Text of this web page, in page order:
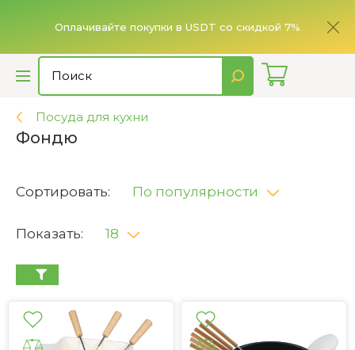
Оплачивайте покупки в USDT со скидкой 7%
Посуда для кухни
Фондю
Сортировать: По популярности
Показать: 18